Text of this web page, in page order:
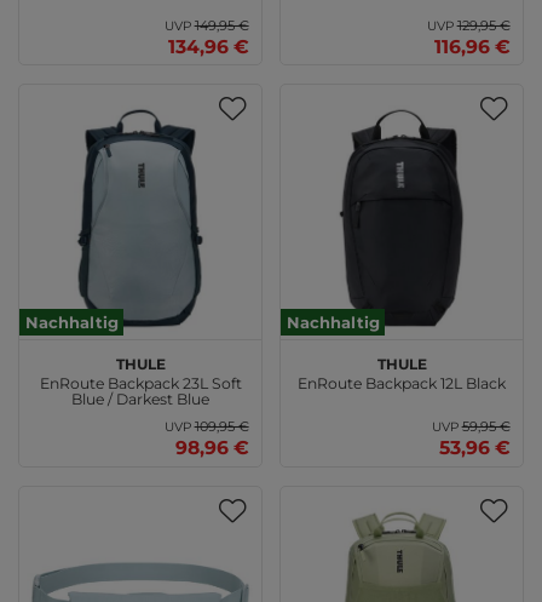
UVP149,95 €
134,96 €
UVP129,95 €
116,96 €
Nachhaltig
THULE
EnRoute Backpack 23L Soft
Blue / Darkest Blue
UVP109,95 €
98,96 €
Nachhaltig
THULE
EnRoute Backpack 12L Black
UVP59,95 €
53,96 €